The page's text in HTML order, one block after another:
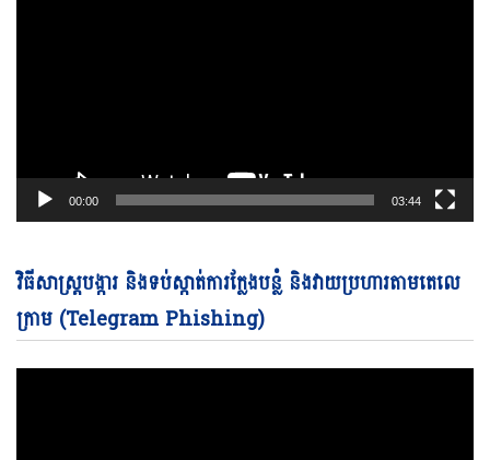
00:00 03:44
វិធីសាស្ត្របង្ការ និងទប់ស្កាត់ការក្លែងបន្លំ និងវាយប្រហារតាមតេលេ
ក្រាម (Telegram Phishing)